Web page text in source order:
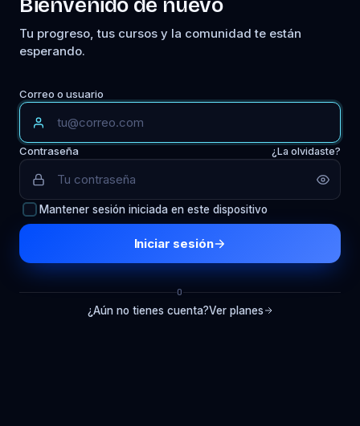
Bienvenido de nuevo
Tu progreso, tus cursos y la comunidad te están
esperando.
Correo o usuario
Contraseña ¿La olvidaste?
Mantener sesión iniciada en este dispositivo
Iniciar sesión
O
¿Aún no tienes cuenta?Ver planes